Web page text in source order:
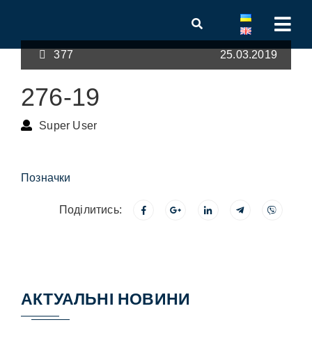
377 25.03.2019
276-19
Super User
Позначки
Поділитись:
АКТУАЛЬНІ НОВИНИ